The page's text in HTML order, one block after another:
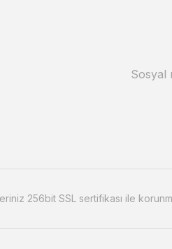
Sosyal
256bit SSL sertifikası ile